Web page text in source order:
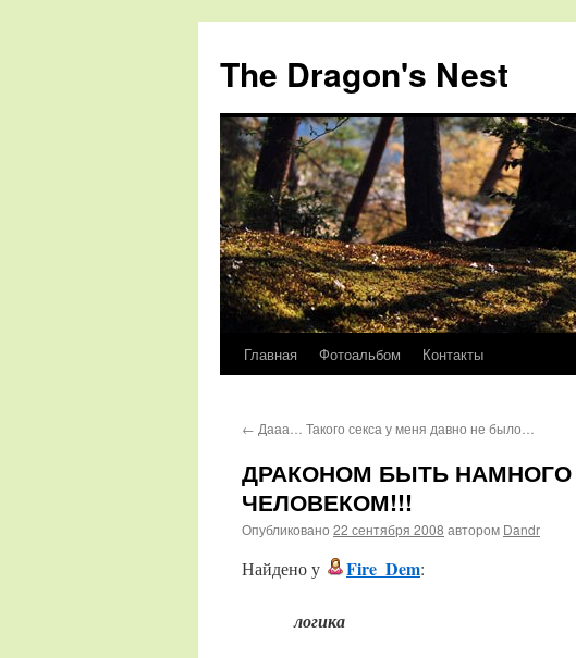
The Dragon's Nest
Перейти
содержимому
Главная Фотоальбом Контакты
← Дааа… Такого секса у меня давно не было…
ДРАКОНОМ БЫТЬ
ЧЕЛОВЕКОМ!!!
Опубликовано 22 сентября 2008 автором Dandr
Найдено у Fire_Dem:
логика